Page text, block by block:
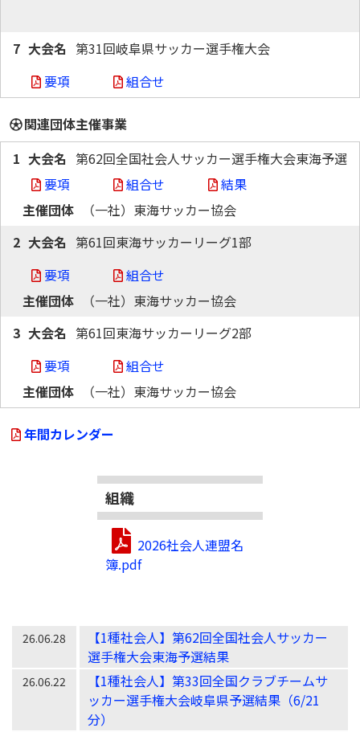
7
第31回岐阜県サッカー選手権大会
要項
組合せ
関連団体主催事業
1
第62回全国社会人サッカー選手権大会東海予選
要項
組合せ
結果
（一社）東海サッカー協会
2
第61回東海サッカーリーグ1部
要項
組合せ
（一社）東海サッカー協会
3
第61回東海サッカーリーグ2部
要項
組合せ
（一社）東海サッカー協会
年間カレンダー
組織
2026社会人連盟名
簿.pdf
26.06.28
【1種社会人】第62回全国社会人サッカー
選手権大会東海予選結果
26.06.22
【1種社会人】第33回全国クラブチームサ
ッカー選手権大会岐阜県予選結果（6/21
分）